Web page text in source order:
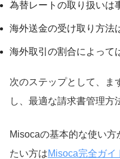
為替レートの取り扱いは
海外送金の受け取り方法
海外取引の割合によって
次のステップとして、ま
し、最適な請求書管理方
Misocaの基本的な使い方
たい方はMisoca完全ガイ